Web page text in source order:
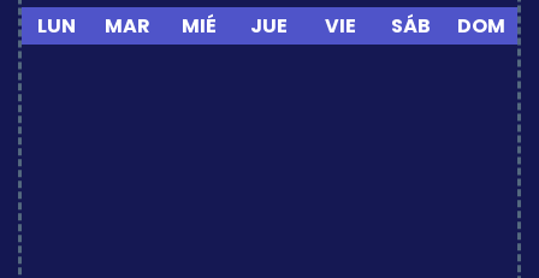
LUN MAR MIÉ JUE VIE SÁB DOM